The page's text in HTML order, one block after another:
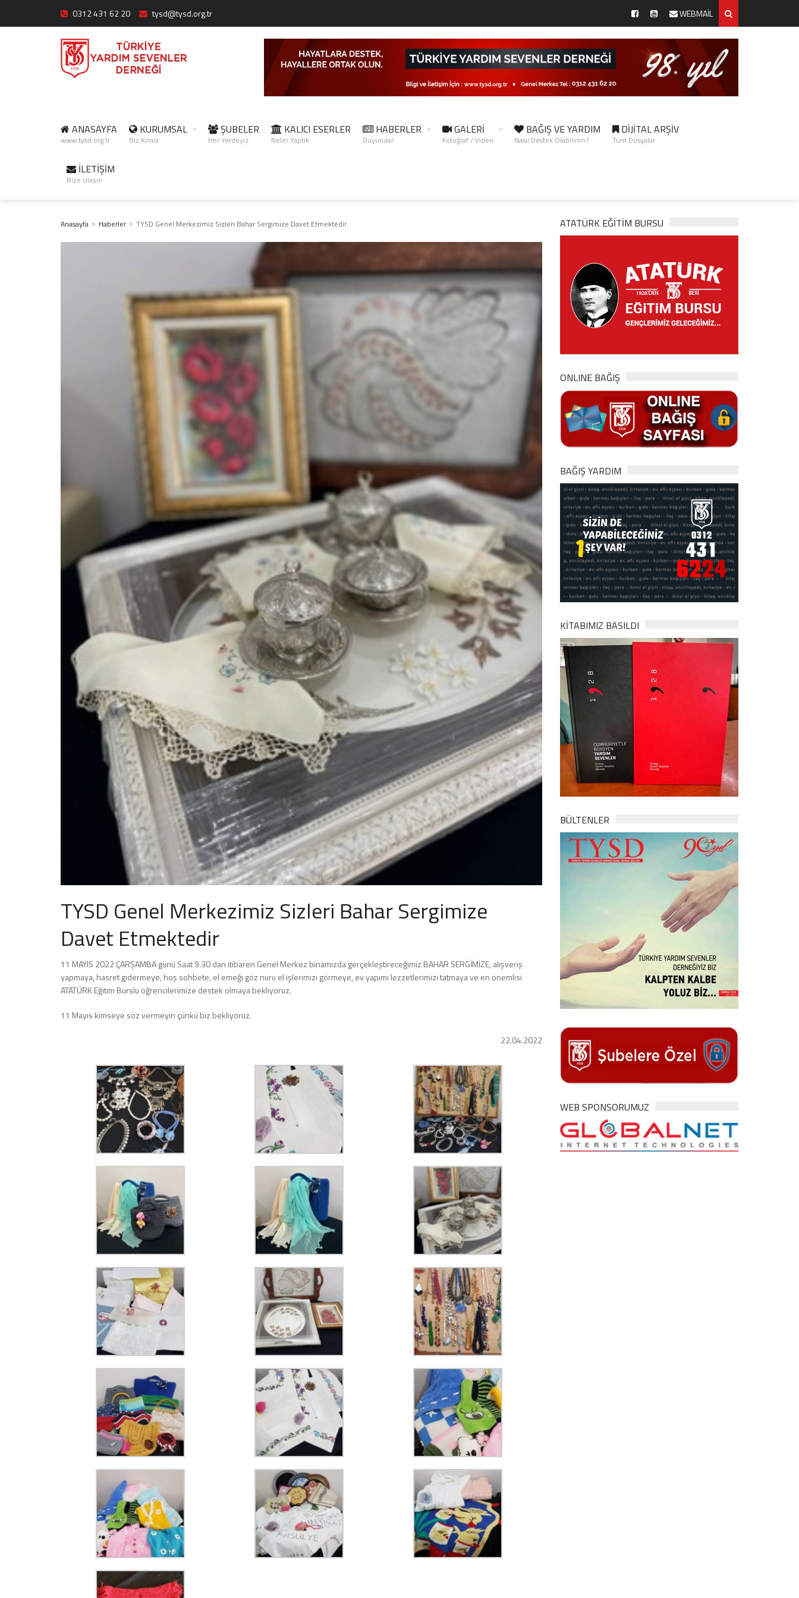
0312 431 62 20 tysd@tysd.org.tr WEBMAİL
ANASAYFA
www.tysd.org.tr
KURUMSAL
Biz Kimiz
ŞUBELER
Her Yerdeyiz
KALICI ESERLER
Neler Yaptık
HABERLER
Duyurular
GALERİ
Fotoğraf / Video
BAĞIŞ VE YARDIM
Nasıl Destek Olabilirim?
DİJİTAL ARŞİV
Tüm Dosyalar
İLETİŞİM
Bize Ulaşın
Anasayfa Haberler TYSD Genel Merkezimiz Sizleri Bahar Sergimize Davet Etmektedir
TYSD Genel Merkezimiz Sizleri Bahar Sergimize
Davet Etmektedir
11 MAYIS 2022 ÇARŞAMBA günü Saat 9.30 dan itibaren Genel Merkez binamızda gerçekleştireceğimiz BAHAR SERGİMİZE, alışveriş
yapmaya, hasret gidermeye, hoş sohbete, el emeği göz nuru el işlerimizi görmeye, ev yapımı lezzetlerimizi tatmaya ve en önemlisi
ATATÜRK Eğitim Burslu öğrencilerimize destek olmaya bekliyoruz.
11 Mayıs kimseye söz vermeyin çünkü biz bekliyoruz.
22.04.2022
ATATÜRK EĞITIM BURSU
ONLINE BAĞIŞ
BAĞIŞ YARDIM
KİTABIMIZ BASILDI
BÜLTENLER
WEB SPONSORUMUZ